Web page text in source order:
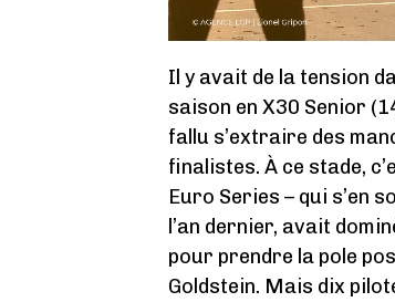
Il y avait de la tension
saison en X30 Senior
fallu s’extraire des
finalistes. À ce stade,
Euro Series – qui s’en
l’an dernier, avait
pour prendre la pole
Goldstein. Mais dix